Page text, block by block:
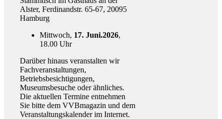
Alster, Ferdinandstr. 65-67, 20095
Hamburg
Mittwoch, 17. Juni.2026,
18.00 Uhr
Darüber hinaus veranstalten wir
Fachveranstaltungen,
Betriebsbesichtigungen,
Museumsbesuche oder ähnliches.
Die aktuellen Termine entnehmen
Sie bitte dem VVBmagazin und dem
Veranstaltungskalender im Internet.